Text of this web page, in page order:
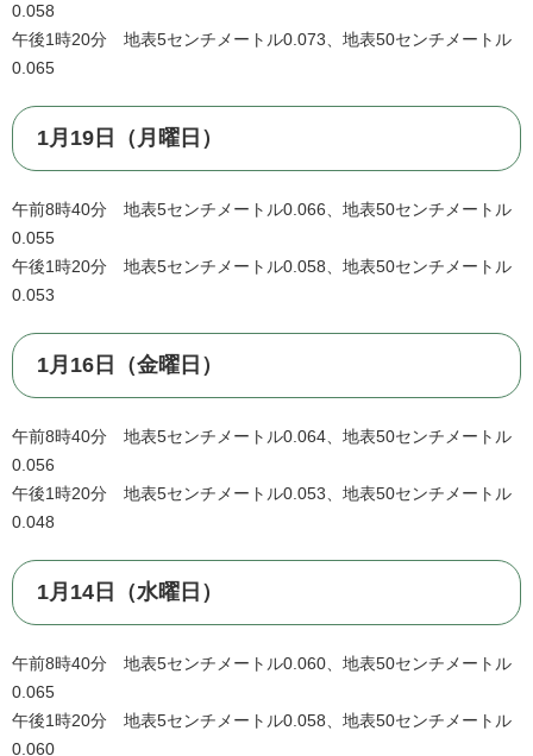
0.058
午後1時20分 地表5センチメートル0.073、地表50センチメートル
0.065
1月19日（月曜日）
午前8時40分 地表5センチメートル0.066、地表50センチメートル
0.055
午後1時20分 地表5センチメートル0.058、地表50センチメートル
0.053
1月16日（金曜日）
午前8時40分 地表5センチメートル0.064、地表50センチメートル
0.056
午後1時20分 地表5センチメートル0.053、地表50センチメートル
0.048
1月14日（水曜日）
午前8時40分 地表5センチメートル0.060、地表50センチメートル
0.065
午後1時20分 地表5センチメートル0.058、地表50センチメートル
0.060